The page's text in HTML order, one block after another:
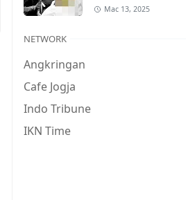
Mac 13, 2025
NETWORK
Angkringan
Cafe Jogja
Indo Tribune
IKN Time